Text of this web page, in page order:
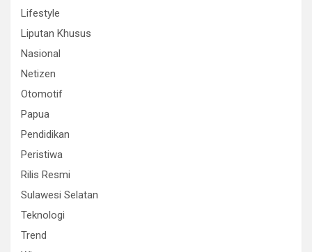
Lifestyle
Liputan Khusus
Nasional
Netizen
Otomotif
Papua
Pendidikan
Peristiwa
Rilis Resmi
Sulawesi Selatan
Teknologi
Trend